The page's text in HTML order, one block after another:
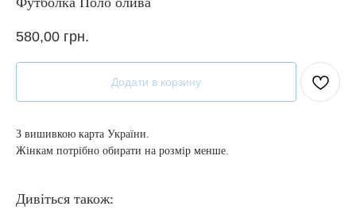
580,00 грн.
Додати в корзину
З вишивкою карта України.
Жінкам потрібно обирати на розмір менше.
Дивіться також: